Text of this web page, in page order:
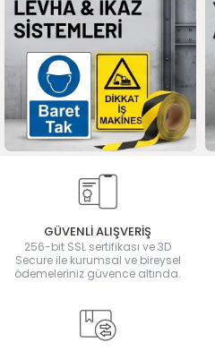
GÜVENLİ ALIŞVERİŞ
256-bit SSL sertifikası ve 3D
Secure ile kurumsal ve bireysel
ödemeleriniz güvence altında.